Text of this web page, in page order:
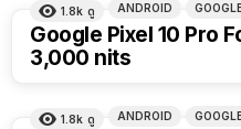
1.8k ดู ANDROID
Google Pixel 10 Pro
3,000 nits
1.8k ดู ANDROID